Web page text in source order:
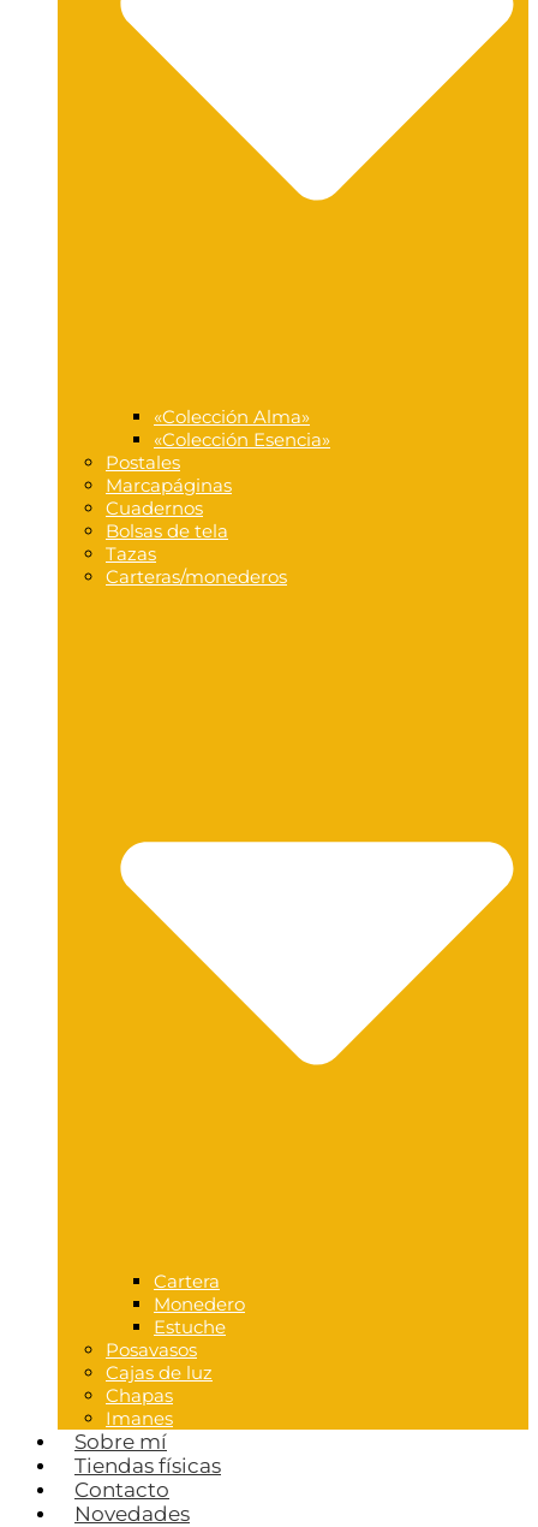
«Colección Alma»
«Colección Esencia»
Postales
Marcapáginas
Cuadernos
Bolsas de tela
Tazas
Carteras/monederos
Cartera
Monedero
Estuche
Posavasos
Cajas de luz
Chapas
Imanes
Sobre mí
Tiendas físicas
Contacto
Novedades